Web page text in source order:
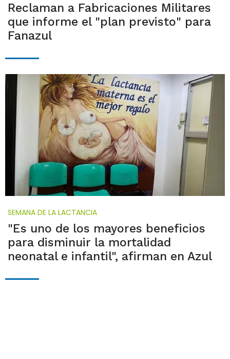
Reclaman a Fabricaciones Militares
que informe el "plan previsto" para
Fanazul
SEMANA DE LA LACTANCIA
"Es uno de los mayores beneficios
para disminuir la mortalidad
neonatal e infantil", afirman en Azul